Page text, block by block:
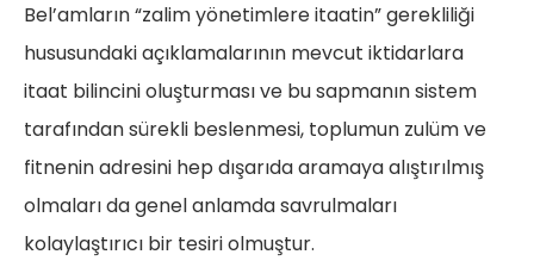
Bel’amların “zalim yönetimlere itaatin” gerekliliği
hususundaki açıklamalarının mevcut iktidarlara
itaat bilincini oluşturması ve bu sapmanın sistem
tarafından sürekli beslenmesi, toplumun zulüm ve
fitnenin adresini hep dışarıda aramaya alıştırılmış
olmaları da genel anlamda savrulmaları
kolaylaştırıcı bir tesiri olmuştur.